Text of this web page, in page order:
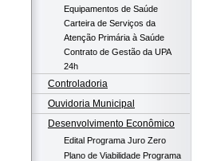
Equipamentos de Saúde
Carteira de Serviços da
Atenção Primária à Saúde
Contrato de Gestão da UPA
24h
Controladoria
Ouvidoria Municipal
Desenvolvimento Econômico
Edital Programa Juro Zero
Plano de Viabilidade Programa